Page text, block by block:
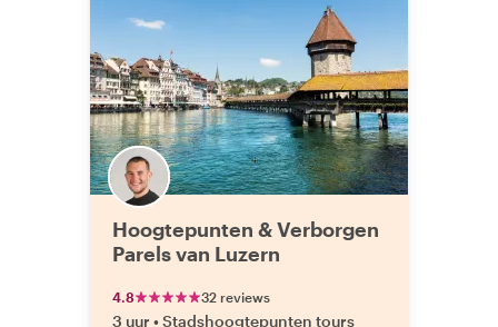
Hoogtepunten & Verborgen
Parels van Luzern
4.8 32 reviews
3 uur •Stadshoogtepunten tours